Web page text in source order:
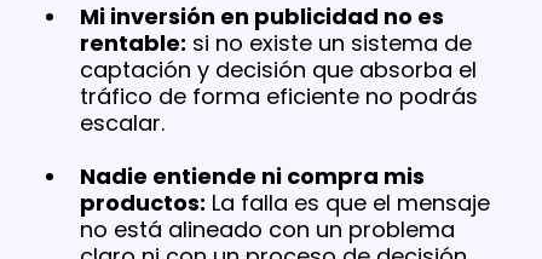
Mi inversión en publicidad no es
rentable: si no existe un sistema de
captación y decisión que absorba el
tráfico de forma eficiente no podrás
escalar.
Nadie entiende ni compra mis
productos: La falla es que el mensaje
no está alineado con un problema